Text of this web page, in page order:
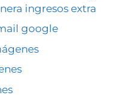
ingresos extra
google